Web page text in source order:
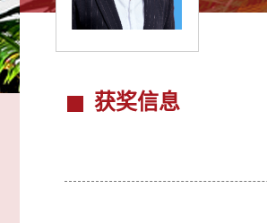
获奖信息